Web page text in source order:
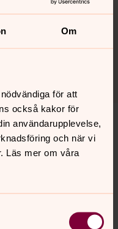
Om
för att
också kakor för
användarupplevelse,
och när vi
Läs mer om våra
för hur nära bussen